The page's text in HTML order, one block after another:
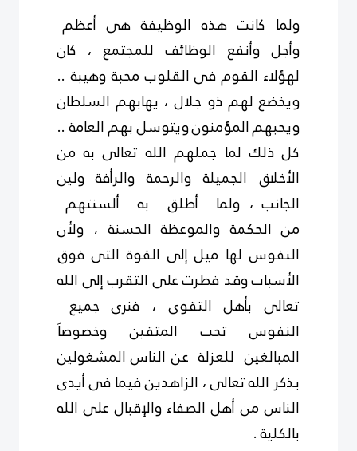
ولما كانت هذه الوظيفة هى أعظم
وأجل وأنفع الوظائف للمجتمع ، كان
لهؤلاء القوم فى القلوب محبة وهيبة ..
ويخضع لهم ذو جلال ، يهابهم السلطان
ويحبهمالمؤمنونويتوسلبهم العامة ..
كل ذلك لما جملهم الله تعالى به من
الأخلاق الجميلة والرحمة والرأفة ولين
الجانب ، ولما أطلق به ألسنتهم
من الحكمة والموعظة الحسنة ، ولأن
النفوس لها ميل إلى القوة التى فوق
الأسباب وقد فطرت على التقرب إلى الله
تعالى بأهل التقوى ، فنرى جميع
النفوس
تحب المتقين وخصوصاَ
المبالغين للعزلة عن الناس المشغولين
بذكر اللهتعالى ، الزاهدين فيما فى أيدى
الناس من أهل الصفاء والإقبال على الله
بالكلية .